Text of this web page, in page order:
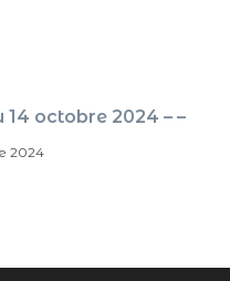
14 octobre 2024 – –
2024